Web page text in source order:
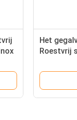
Het
Roestvrij